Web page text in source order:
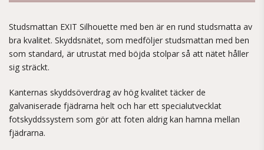
Studsmattan EXIT Silhouette med ben är en rund studsmatta av
bra kvalitet. Skyddsnätet, som medföljer studsmattan med ben
som standard, är utrustat med böjda stolpar så att nätet håller
sig sträckt.
Kanternas skyddsöverdrag av hög kvalitet täcker de
galvaniserade fjädrarna helt och har ett specialutvecklat
fotskyddssystem som gör att foten aldrig kan hamna mellan
fjädrarna.